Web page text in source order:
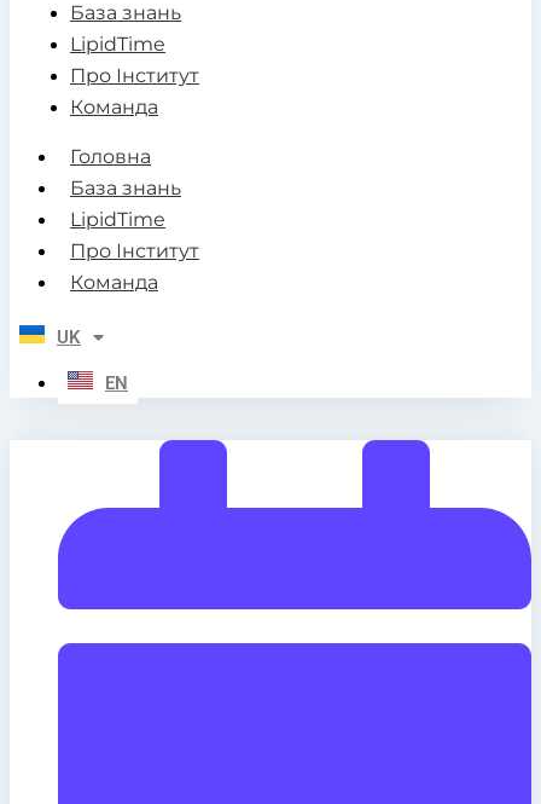
База знань
LipidTime
Про Інститут
Команда
Головна
База знань
LipidTime
Про Інститут
Команда
UK
EN